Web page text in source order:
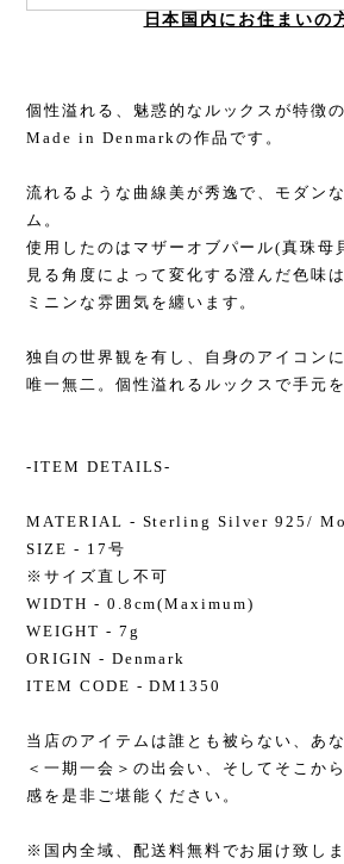
日本国内にお住まいの
個性溢れる、魅惑的なルックスが特徴の
Made in Denmarkの作品です。
流れるような曲線美が秀逸で、モダン
ム。
使用したのはマザーオブパール(真珠母
見る角度によって変化する澄んだ色味
ミニンな雰囲気を纏います。
独自の世界観を有し、自身のアイコン
唯一無二。個性溢れるルックスで手元
-ITEM DETAILS-
MATERIAL - Sterling Silver 925/
SIZE - 17号
※サイズ直し不可
WIDTH - 0.8cm(Maximum)
WEIGHT - 7g
ORIGIN - Denmark
ITEM CODE - DM1350
当店のアイテムは誰とも被らない、あ
＜一期一会＞の出会い、そしてそこか
感を是非ご堪能ください。
※国内全域、配送料無料でお届け致しま